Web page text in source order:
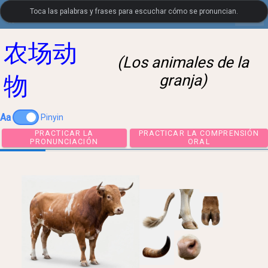
LanguageGuide.org• Vocabulario visual de Chino
农场动
物
(Los animales de la
granja)
Aa Pinyin
PRACTICAR LA
PRACTICAR LA
Toca las palabras y frases para escuchar cómo se pronuncian.